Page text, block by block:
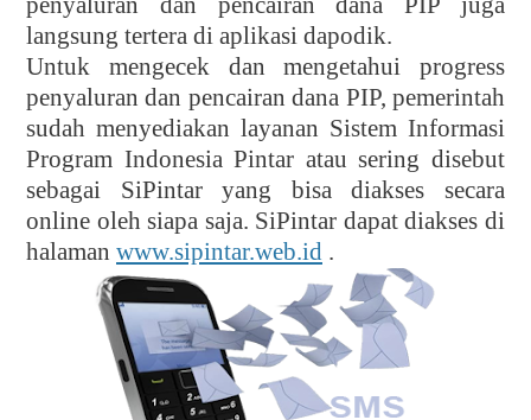
langsung tertera di aplikasi dapodik.
Untuk mengecek dan mengetahui progress
penyaluran dan pencairan dana PIP, pemerintah
sudah menyediakan layanan Sistem Informasi
Program Indonesia Pintar atau sering disebut
sebagai SiPintar yang bisa diakses secara
online oleh siapa saja. SiPintar dapat diakses di
halaman www.sipintar.web.id .